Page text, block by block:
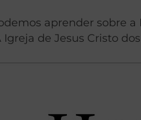
aprender sobre
de Jesus Cristo